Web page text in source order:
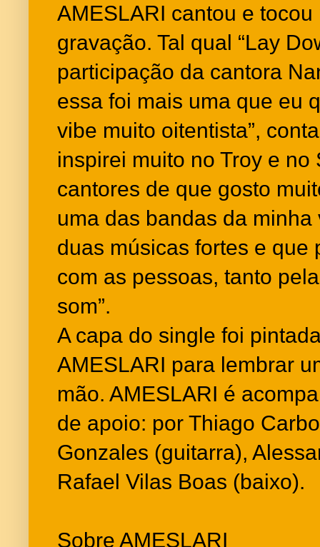
AMESLARI cantou e
gravação. Tal qual “Lay
participação da cantora
essa foi mais uma que eu
vibe muito oitentista”,
inspirei muito no Troy e no
cantores de que gosto
uma das bandas da
duas músicas fortes e que
com as pessoas, tanto
som”.
A capa do single foi
AMESLARI para lembrar
mão. AMESLARI é
de apoio: por Thiago
Gonzales (guitarra),
Rafael Vilas Boas (baixo).
Sobre AMESLARI